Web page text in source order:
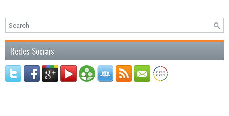
Redes Sociais